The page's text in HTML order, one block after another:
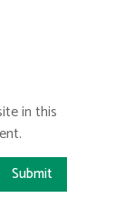
in this